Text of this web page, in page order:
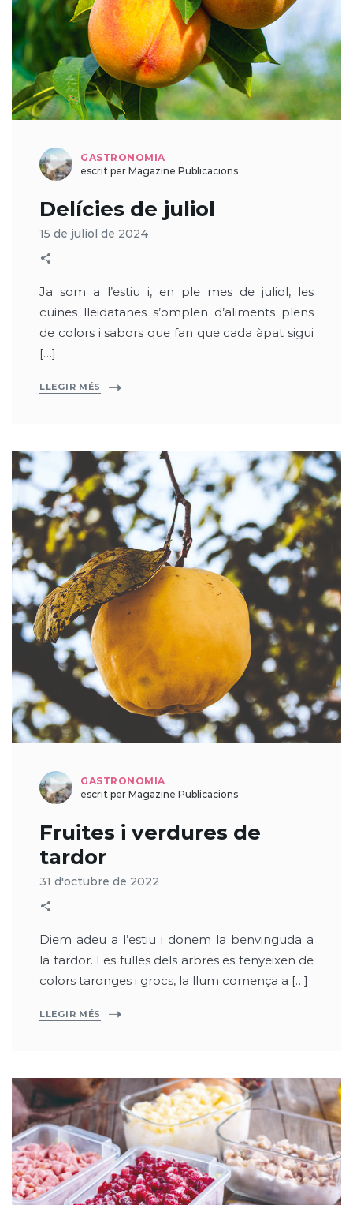
GASTRONOMIA
escrit per Magazine Publicacions
Delícies de juliol
15 de juliol de 2024
Ja som a l’estiu i, en ple mes de juliol, les
cuines lleidatanes s’omplen d’aliments plens
de colors i sabors que fan que cada àpat sigui
[…]
LLEGIR MÉS
GASTRONOMIA
escrit per Magazine Publicacions
Fruites i verdures de
tardor
31 d'octubre de 2022
Diem adeu a l’estiu i donem la benvinguda a
la tardor. Les fulles dels arbres es tenyeixen de
colors taronges i grocs, la llum comença a […]
LLEGIR MÉS